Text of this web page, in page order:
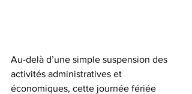
Au-delà d’une simple suspension des
activités administratives et
économiques, cette journée fériée